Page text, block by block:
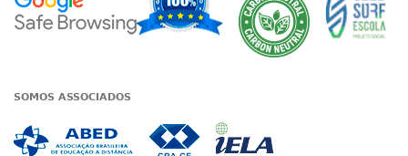
SOMOS ASSOCIADOS